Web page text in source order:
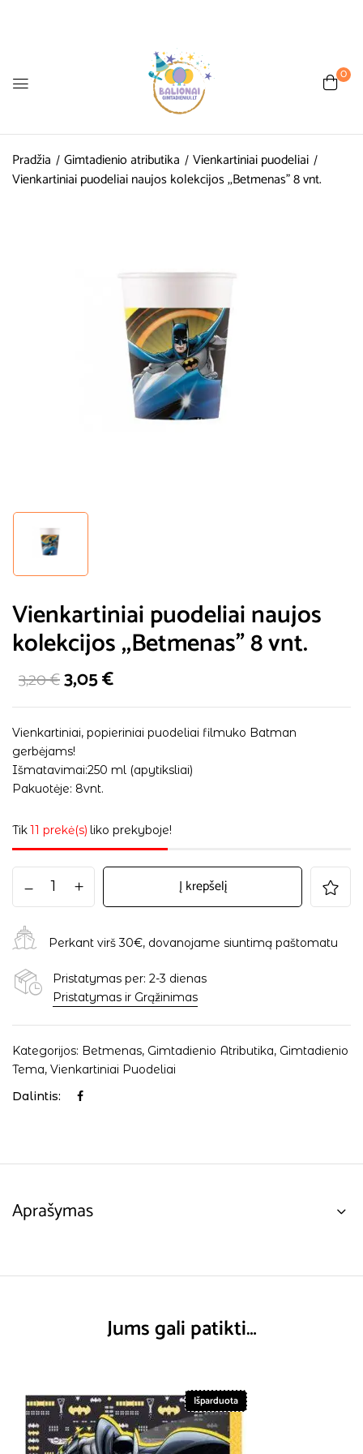
0
Pradžia Gimtadienio atributika
Vienkartiniai puodeliai
Vienkartiniai puodeliai naujos kolekcijos ,,Betmenas” 8 vnt.
Vienkartiniai puodeliai naujos
kolekcijos ,,Betmenas” 8 vnt.
3,20€3,05€
Vienkartiniai, popieriniai puodeliai filmuko Batman
gerbėjams!
Išmatavimai:250 ml (apytiksliai)
Pakuotėje: 8vnt.
Tik11 prekė(s) liko prekyboje!
Į krepšelį
Perkant virš 30€, dovanojame siuntimą paštomatu
Pristatymas per: 2-3 dienas
Pristatymas ir Grąžinimas
Kategorijos: Betmenas, Gimtadienio Atributika, Gimtadienio
Tema, Vienkartiniai Puodeliai
Dalintis:
Aprašymas
Jums gali patikti…
Išparduota